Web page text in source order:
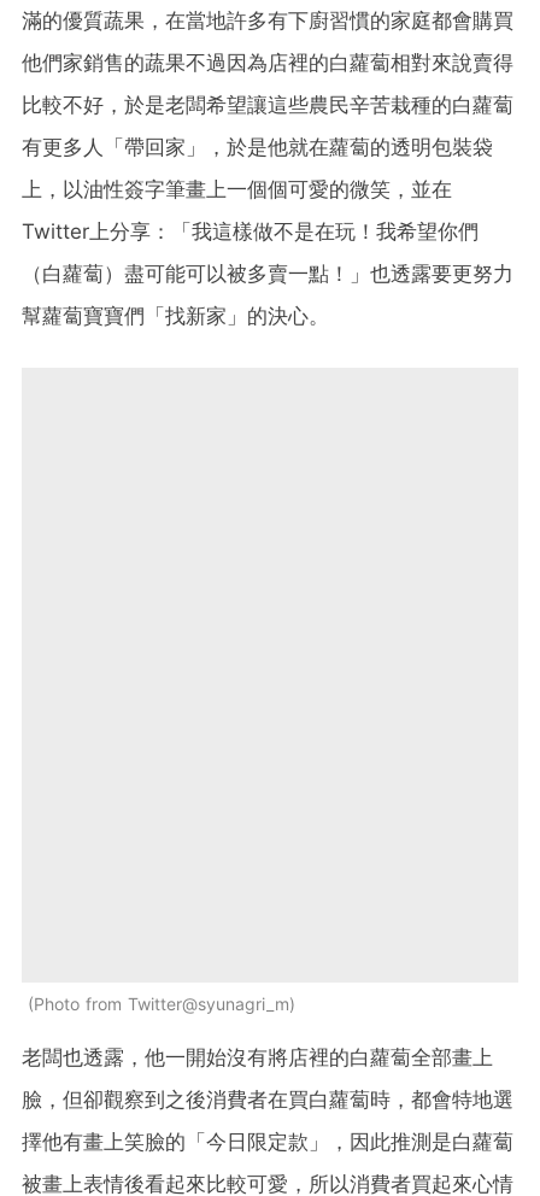
滿的優質蔬果，在當地許多有下廚習慣的家庭都會購買
他們家銷售的蔬果不過因為店裡的白蘿蔔相對來說賣得
比較不好，於是老闆希望讓這些農民辛苦栽種的白蘿蔔
有更多人「帶回家」，於是他就在蘿蔔的透明包裝袋
上，以油性簽字筆畫上一個個可愛的微笑，並在
Twitter上分享：「我這樣做不是在玩！我希望你們
（白蘿蔔）盡可能可以被多賣一點！」也透露要更努力
幫蘿蔔寶寶們「找新家」的決心。
Photo from Twitter@syunagri_m
老闆也透露，他一開始沒有將店裡的白蘿蔔全部畫上
臉，但卻觀察到之後消費者在買白蘿蔔時，都會特地選
擇他有畫上笑臉的「今日限定款」，因此推測是白蘿蔔
被畫上表情後看起來比較可愛，所以消費者買起來心情